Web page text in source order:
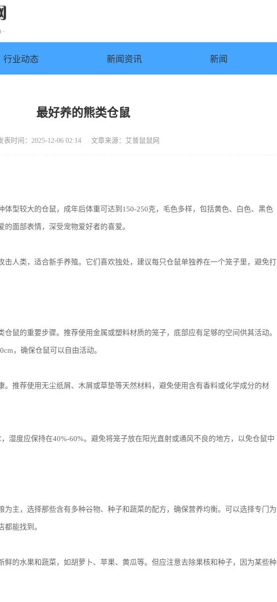
行业动态 新闻资讯 新闻
最好养的熊类仓鼠
表时间：2025-12-06 02:14 文章来源：艾普鼠鼠网
体型较大的仓鼠，成年后体重可达到150-250克，毛色多样，包括黄色、白色、黑色
面部表情，深受宠物爱好者的喜爱。
击人类，适合新手养殖。它们喜欢独处，建议每只仓鼠单独养在一个笼子里，避免打
仓鼠的重要步骤。推荐使用金属或塑料材质的笼子，底部应有足够的空间供其活动。
，确保仓鼠可以自由活动。
。推荐使用无尘纸屑、木屑或草垫等天然材料，避免使用含有香料或化学成分的材
湿度应保持在40%-60%。避免将笼子放在阳光直射或通风不良的地方，以免仓鼠中
为主，选择那些含有多种谷物、种子和蔬菜的配方，确保营养均衡。可以选择专门为
都能找到。
鲜的水果和蔬菜，如胡萝卜、苹果、黄瓜等。但应注意去除果核和种子，因为某些种